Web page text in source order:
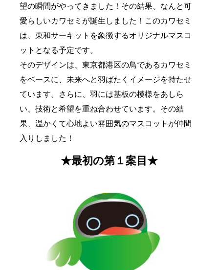
望の瞬間がやってきました！その結果、なんと可
愛らしいカワセミが誕生しました！このカワセミ
は、東和サーキットを象徴するオリジナルマスコ
ットとなる予定です。
そのデザインは、東京都港区の鳥であるカワセミ
をベースに、未来へと羽ばたくイメージを持たせ
ています。さらに、羽には基板の模様をあしら
い、技術と希望を重ね合わせています。その結
果、温かくて心地よい雰囲気のマスコットが仲間
入りしました！
★最初の第１案目★